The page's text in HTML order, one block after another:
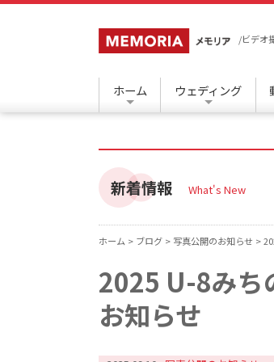
/ビデオ
ホーム ウェディング
新着情報 What's New
ホーム > ブログ > 写真公開のお知らせ >
2025 U-8みち
お知らせ